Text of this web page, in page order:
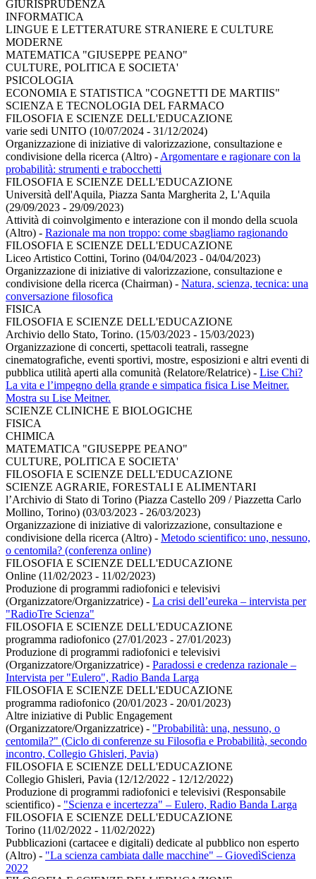
GIURISPRUDENZA
INFORMATICA
LINGUE E LETTERATURE STRANIERE E CULTURE
MODERNE
MATEMATICA "GIUSEPPE PEANO"
CULTURE, POLITICA E SOCIETA'
PSICOLOGIA
ECONOMIA E STATISTICA "COGNETTI DE MARTIIS"
SCIENZA E TECNOLOGIA DEL FARMACO
FILOSOFIA E SCIENZE DELL'EDUCAZIONE
varie sedi UNITO (10/07/2024 - 31/12/2024)
Organizzazione di iniziative di valorizzazione, consultazione e
condivisione della ricerca (Altro) - Argomentare e ragionare con la
probabilità: strumenti e trabocchetti
FILOSOFIA E SCIENZE DELL'EDUCAZIONE
Università dell'Aquila, Piazza Santa Margherita 2, L'Aquila
(29/09/2023 - 29/09/2023)
Attività di coinvolgimento e interazione con il mondo della scuola
(Altro) - Razionale ma non troppo: come sbagliamo ragionando
FILOSOFIA E SCIENZE DELL'EDUCAZIONE
Liceo Artistico Cottini, Torino (04/04/2023 - 04/04/2023)
Organizzazione di iniziative di valorizzazione, consultazione e
condivisione della ricerca (Chairman) - Natura, scienza, tecnica: una
conversazione filosofica
FISICA
FILOSOFIA E SCIENZE DELL'EDUCAZIONE
Archivio dello Stato, Torino. (15/03/2023 - 15/03/2023)
Organizzazione di concerti, spettacoli teatrali, rassegne
cinematografiche, eventi sportivi, mostre, esposizioni e altri eventi di
pubblica utilità aperti alla comunità (Relatore/Relatrice) - Lise Chi?
La vita e l’impegno della grande e simpatica fisica Lise Meitner.
Mostra su Lise Meitner.
SCIENZE CLINICHE E BIOLOGICHE
FISICA
CHIMICA
MATEMATICA "GIUSEPPE PEANO"
CULTURE, POLITICA E SOCIETA'
FILOSOFIA E SCIENZE DELL'EDUCAZIONE
SCIENZE AGRARIE, FORESTALI E ALIMENTARI
l’Archivio di Stato di Torino (Piazza Castello 209 / Piazzetta Carlo
Mollino, Torino) (03/03/2023 - 26/03/2023)
Organizzazione di iniziative di valorizzazione, consultazione e
condivisione della ricerca (Altro) - Metodo scientifico: uno, nessuno,
o centomila? (conferenza online)
FILOSOFIA E SCIENZE DELL'EDUCAZIONE
Online (11/02/2023 - 11/02/2023)
Produzione di programmi radiofonici e televisivi
(Organizzatore/Organizzatrice) - La crisi dell’eureka – intervista per
"RadioTre Scienza"
FILOSOFIA E SCIENZE DELL'EDUCAZIONE
programma radiofonico (27/01/2023 - 27/01/2023)
Produzione di programmi radiofonici e televisivi
(Organizzatore/Organizzatrice) - Paradossi e credenza razionale –
Intervista per "Eulero", Radio Banda Larga
FILOSOFIA E SCIENZE DELL'EDUCAZIONE
programma radiofonico (20/01/2023 - 20/01/2023)
Altre iniziative di Public Engagement
(Organizzatore/Organizzatrice) - "Probabilità: una, nessuno, o
centomila?" (Ciclo di conferenze su Filosofia e Probabilità, secondo
incontro, Collegio Ghisleri, Pavia)
FILOSOFIA E SCIENZE DELL'EDUCAZIONE
Collegio Ghisleri, Pavia (12/12/2022 - 12/12/2022)
Produzione di programmi radiofonici e televisivi (Responsabile
scientifico) - "Scienza e incertezza" – Eulero, Radio Banda Larga
FILOSOFIA E SCIENZE DELL'EDUCAZIONE
Torino (11/02/2022 - 11/02/2022)
Pubblicazioni (cartacee e digitali) dedicate al pubblico non esperto
(Altro) - "La scienza cambiata dalle macchine" – GiovedìScienza
2022